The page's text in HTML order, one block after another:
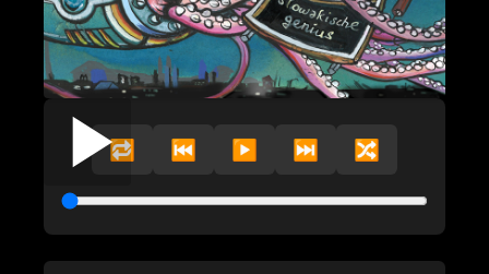
🔁 ⏮️ ▶️ ⏭️ 🔀